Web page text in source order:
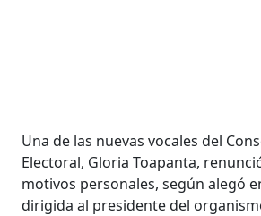
Una de las nuevas vocales del
Electoral, Gloria Toapanta,
motivos personales, según alegó
dirigida al presidente del